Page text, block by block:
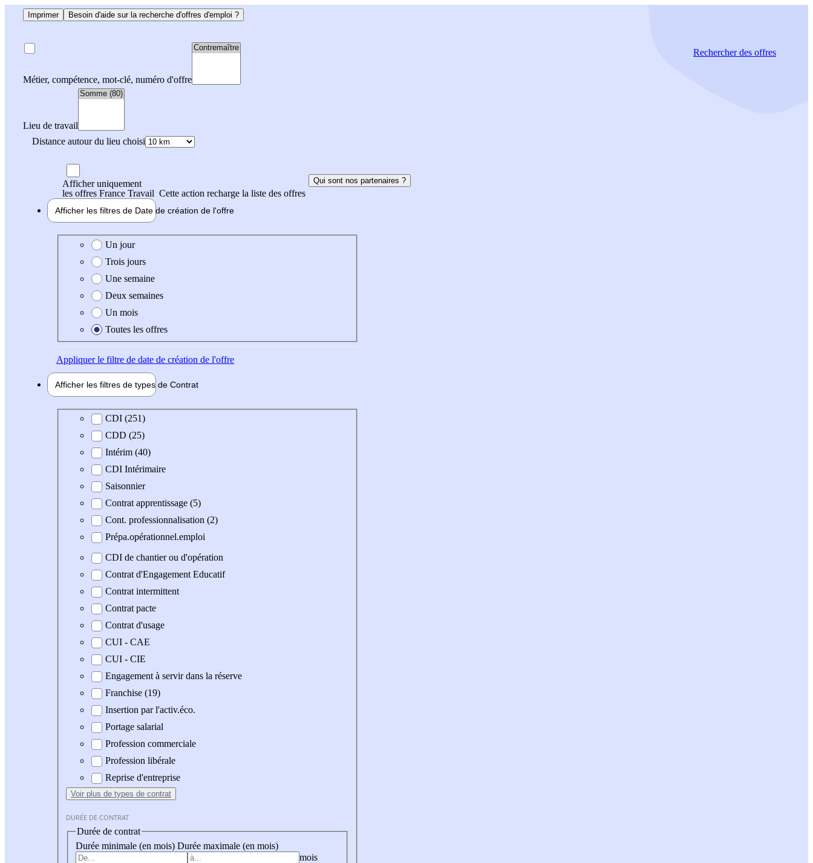
Imprimer Besoin d'aide sur la recherche d'offres d'emploi ?
Métier, compétence, mot-clé, numéro d'offre
Lieu de travail
Distance autour du lieu choisi
Rechercherdes offres
Afficher uniquement
les offres France Travail Cette action recharge la liste des offres
Qui sont nos partenaires ?
Afficher les filtres de Date de création de l'offre
Date de création de l'offre
Un jour
Trois jours
Une semaine
Deux semaines
Un mois
Toutes les offres
Appliquerle filtre de date de création de l'offre
Afficher les filtres de types de Contrat
Type de contratCDI (251)
CDD (25)
Intérim (40)
CDI Intérimaire
Saisonnier
Contrat apprentissage (5)
Cont. professionnalisation (2)
Prépa.opérationnel.emploi
CDI de chantier ou d'opération
Contrat d'Engagement Educatif
Contrat intermittent
Contrat pacte
Contrat d'usage
CUI - CAE
CUI - CIE
Engagement à servir dans la réserve
Franchise (19)
Insertion par l'activ.éco.
Portage salarial
Profession commerciale
Profession libérale
Reprise d'entreprise
Voir plus de types de contrat
DURÉE DE CONTRAT
Durée de contrat
Durée minimale (en mois) Durée maximale (en mois)
mois